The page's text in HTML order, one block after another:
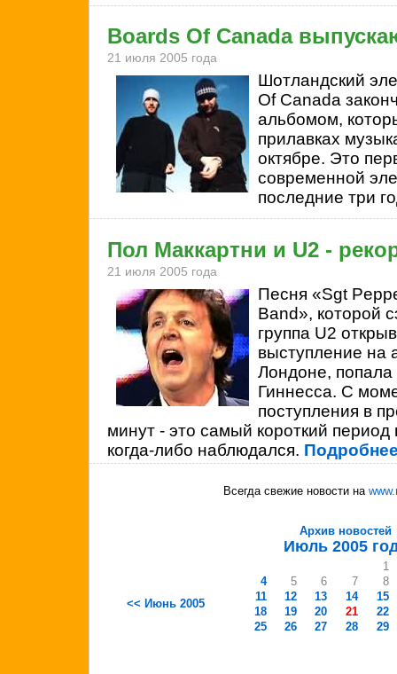
Boards Of Canada
21 июля 2005 года
Шотландский
Of Canada
альбомом,
прилавках
октябре. Это
современной
последние три
Пол Маккартни и U2 -
21 июля 2005 года
Песня «Sgt
Band», которой
группа U2
выступление на
Лондоне, попала
Гиннесса. С
поступления в
минут - это самый короткий
когда-либо наблюдался.
Всегда свежие новости на
Архив новостей
Июль 2005
<< Июнь 2005
1
4
5 6 7
8
11
12 13 14
15
18
19 20 21
22
25
26 27 28 29